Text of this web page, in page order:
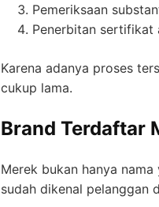
Pemeriksaan
Penerbitan sertifikat
Karena adanya proses
cukup lama.
Brand Terdaftar
Merek bukan hanya
sudah dikenal pelanggan